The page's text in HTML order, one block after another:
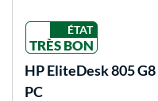
ÉTAT
TRÈS BON
HPEliteDesk 805
PC